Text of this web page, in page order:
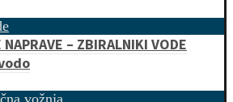
– ZBIRALNIKI VODE
vožnja